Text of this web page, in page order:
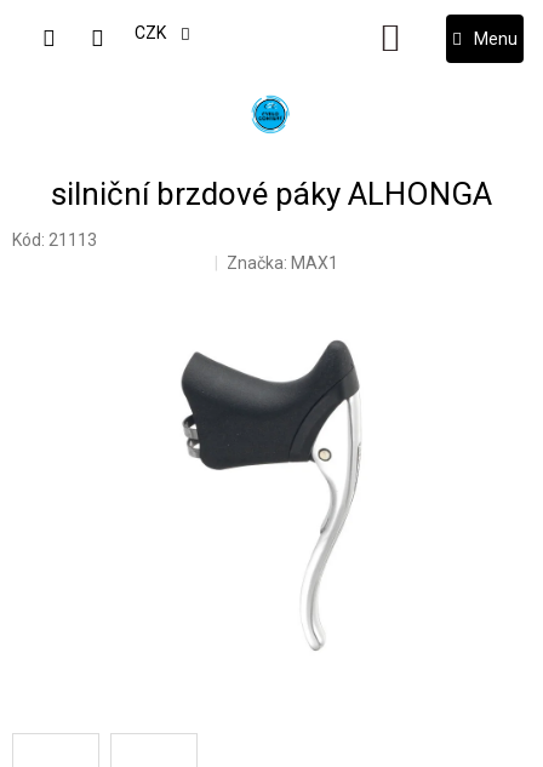
CZK
NÁKUPNÍ
KOŠÍK
silniční brzdové páky ALHONGA
Kód: 21113
Značka: MAX1